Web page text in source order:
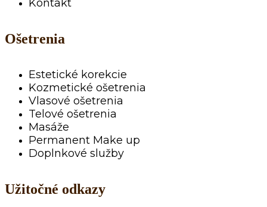
Kontakt
Ošetrenia
Estetické korekcie
Kozmetické ošetrenia
Vlasové ošetrenia
Telové ošetrenia
Masáže
Permanent Make up
Doplnkové služby
Užitočné odkazy